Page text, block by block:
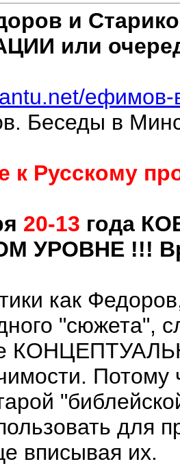
и
или
ефимов-
Беседы в
к Русскому
20-13 года
УРОВНЕ !!!
как
Потому
для
вписывая их.